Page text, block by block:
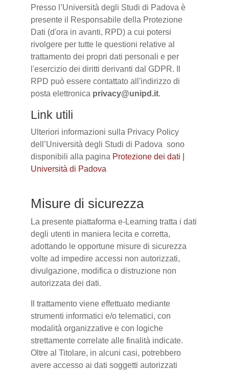
Presso l’Università degli Studi di Padova è
presente il Responsabile della Protezione
Dati (d'ora in avanti, RPD) a cui potersi
rivolgere per tutte le questioni relative al
trattamento dei propri dati personali e per
l'esercizio dei diritti derivanti dal GDPR. Il
RPD può essere contattato all'indirizzo di
posta elettronica privacy@unipd.it.
Link utili
Ulteriori informazioni sulla Privacy Policy
dell’Università degli Studi di Padova sono
disponibili alla pagina Protezione dei dati |
Università di Padova
Misure di sicurezza
La presente piattaforma e-Learning tratta i dati
degli utenti in maniera lecita e corretta,
adottando le opportune misure di sicurezza
volte ad impedire accessi non autorizzati,
divulgazione, modifica o distruzione non
autorizzata dei dati.
Il trattamento viene effettuato mediante
strumenti informatici e/o telematici, con
modalità organizzative e con logiche
strettamente correlate alle finalità indicate.
Oltre al Titolare, in alcuni casi, potrebbero
avere accesso ai dati soggetti autorizzati